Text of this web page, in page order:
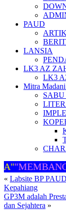
PAUD
LANSIA
LK3 AZ
LK3
Mitra
« Labsite BP
Kepahiang
GP3M adalah
dan Sejahtera »